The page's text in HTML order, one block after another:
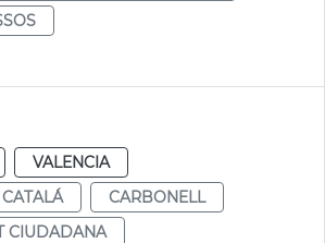
VALENCIA
CATALÁ
CARBONELL
CIUDADANA